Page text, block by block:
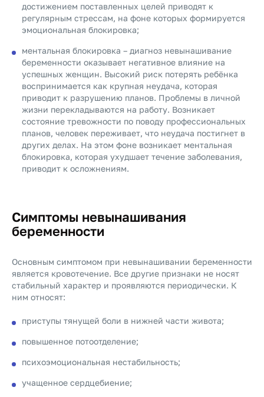
достижением поставленных целей приводят к
регулярным стрессам, на фоне которых формируется
эмоциональная блокировка;
ментальная блокировка – диагноз невынашивание
беременности оказывает негативное влияние на
успешных женщин. Высокий риск потерять ребёнка
воспринимается как крупная неудача, которая
приводит к разрушению планов. Проблемы в личной
жизни перекладываются на работу. Возникает
состояние тревожности по поводу профессиональных
планов, человек переживает, что неудача постигнет в
других делах. На этом фоне возникает ментальная
блокировка, которая ухудшает течение заболевания,
приводит к осложнениям.
Симптомы невынашивания
беременности
Основным симптомом при невынашивании беременности
является кровотечение. Все другие признаки не носят
стабильный характер и проявляются периодически. К
ним относят:
приступы тянущей боли в нижней части живота;
повышенное потоотделение;
психоэмоциональная нестабильность;
учащенное сердцебиение;